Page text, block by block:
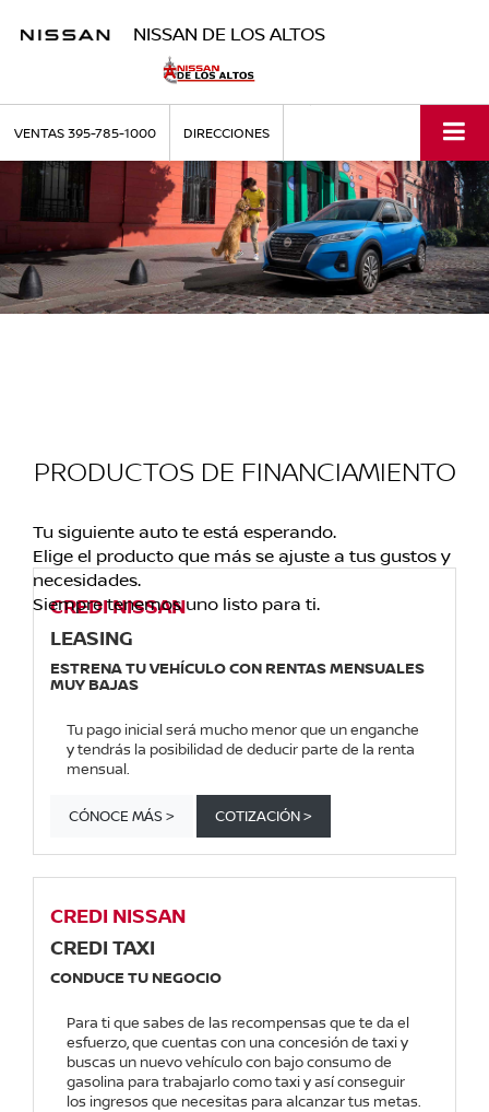
NISSAN DE LOS ALTOS
VENTAS395-785-1000 DIRECCIONES
PRODUCTOS DE FINANCIAMIENTO
Tu siguiente auto te está esperando.
Elige el producto que más se ajuste a tus gustos y
necesidades.
Siempre tenemos uno listo para ti.
CREDI NISSAN
LEASING
ESTRENA TU VEHÍCULO CON RENTAS MENSUALES
MUY BAJAS
Tu pago inicial será mucho menor que un enganche
y tendrás la posibilidad de deducir parte de la renta
mensual.
CÓNOCE MÁS > COTIZACIÓN >
CREDI NISSAN
CREDI TAXI
CONDUCE TU NEGOCIO
Para ti que sabes de las recompensas que te da el
esfuerzo, que cuentas con una concesión de taxi y
buscas un nuevo vehículo con bajo consumo de
gasolina para trabajarlo como taxi y así conseguir
los ingresos que necesitas para alcanzar tus metas.